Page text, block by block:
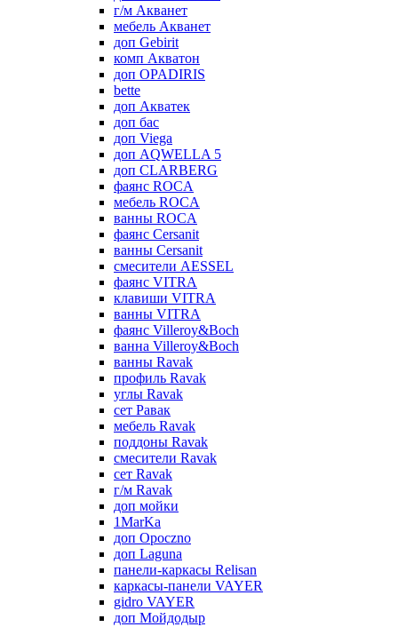
г/м Акванет
мебель Акванет
доп Gebirit
комп Акватон
доп OPADIRIS
bette
доп Акватек
доп бас
доп Viega
доп AQWELLA 5
доп CLARBERG
фаянс ROCA
мебель ROCA
ванны ROCA
фаянс Cersanit
ванны Cersanit
смесители AESSEL
фаянс VITRA
клавиши VITRA
ванны VITRA
фаянс Villeroy&Boch
ванна Villeroy&Boch
ванны Ravak
профиль Ravak
углы Ravak
сет Равак
мебель Ravak
поддоны Ravak
смесители Ravak
сет Ravak
г/м Ravak
доп мойки
1MarKa
доп Opoczno
доп Laguna
панели-каркасы Relisan
каркасы-панели VAYER
gidro VAYER
доп Мойдодыр